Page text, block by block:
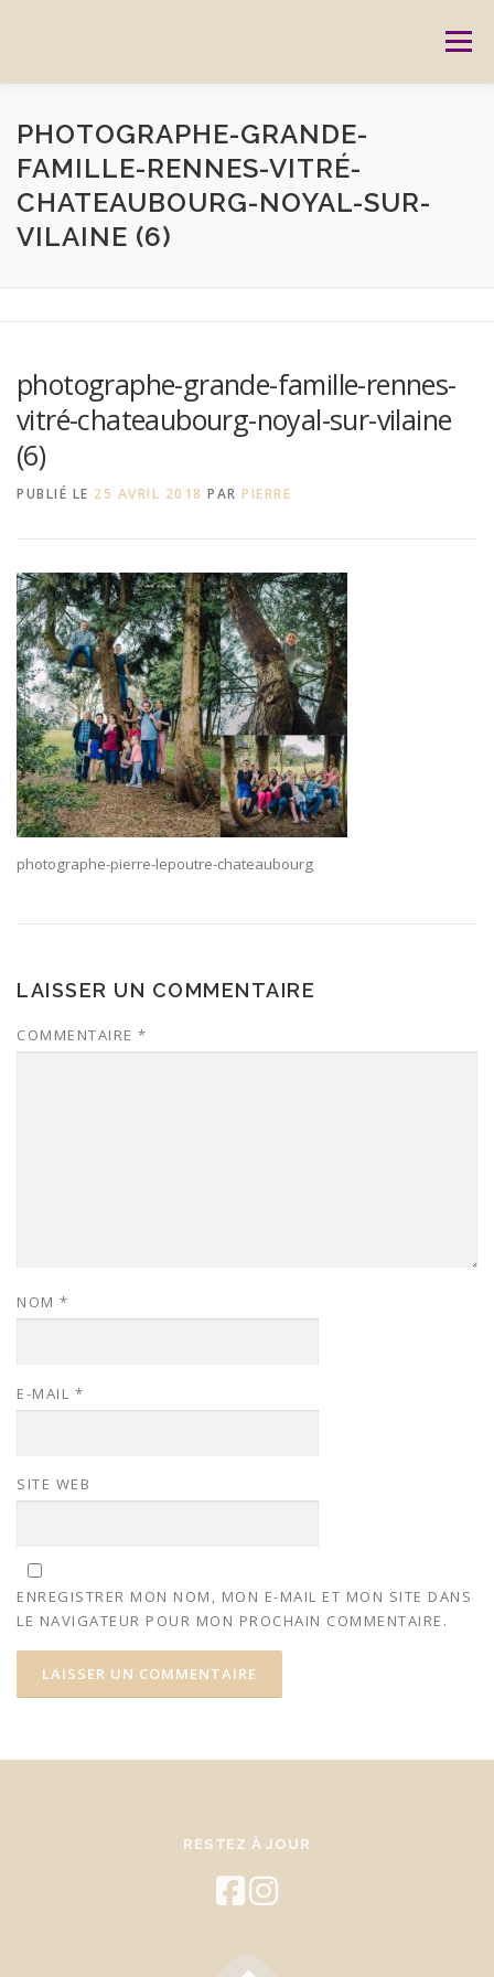
Menu
ACCUEIL PRESTATIONS CARTES CADEAUX
RÉSERVATION GALERIE BLOG CONTACT
PHOTOGRAPHE-GRANDE-
FAMILLE-RENNES-VITRÉ-
CHATEAUBOURG-NOYAL-SUR-
VILAINE (6)
photographe-grande-famille-rennes-
vitré-chateaubourg-noyal-sur-vilaine
(6)
PUBLIÉ LE 25 AVRIL 2018 PAR PIERRE
photographe-pierre-lepoutre-chateaubourg
LAISSER UN COMMENTAIRE
COMMENTAIRE *
NOM *
E-MAIL *
SITE WEB
ENREGISTRER MON NOM, MON E-MAIL ET MON SITE DANS
LE NAVIGATEUR POUR MON PROCHAIN COMMENTAIRE.
RESTEZ À JOUR